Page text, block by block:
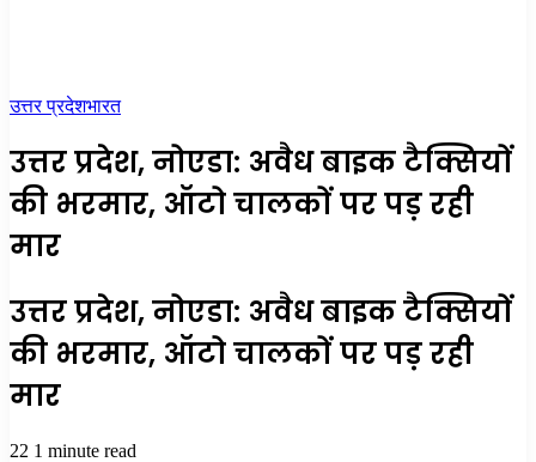
उत्तर प्रदेशभारत
उत्तर प्रदेश, नोएडा: अवैध बाइक टैक्सियों
की भरमार, ऑटो चालकों पर पड़ रही
मार
उत्तर प्रदेश, नोएडा: अवैध बाइक टैक्सियों
की भरमार, ऑटो चालकों पर पड़ रही
मार
22 1 minute read